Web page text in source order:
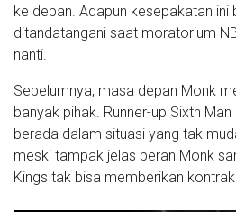
ke depan. Adapun kesepakatan ini
ditandatangani saat moratorium
nanti.
Sebelumnya, masa depan Monk
banyak pihak. Runner-up Sixth
berada dalam situasi yang tak
meski tampak jelas peran Monk
Kings tak bisa memberikan